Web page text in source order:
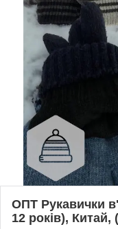
ОПТ Рукавички
12 років), Китай,